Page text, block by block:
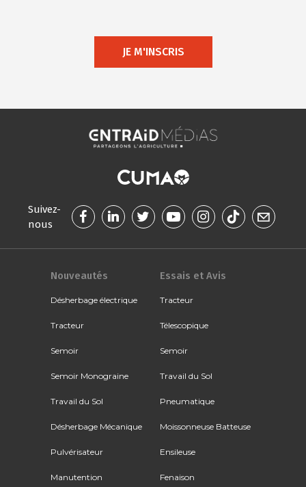
JE M'INSCRIS
Suivez-
nous
Nouveautés
Désherbage électrique
Tracteur
Semoir
Semoir Monograine
Travail du Sol
Désherbage Mécanique
Pulvérisateur
Manutention
Essais et Avis
Tracteur
Télescopique
Semoir
Travail du Sol
Pneumatique
Moissonneuse Batteuse
Ensileuse
Fenaison